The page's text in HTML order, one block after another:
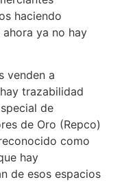
haciendo
ya no hay
venden a
trazabilidad
de
de Oro (Repco)
como
hay
de esos espacios